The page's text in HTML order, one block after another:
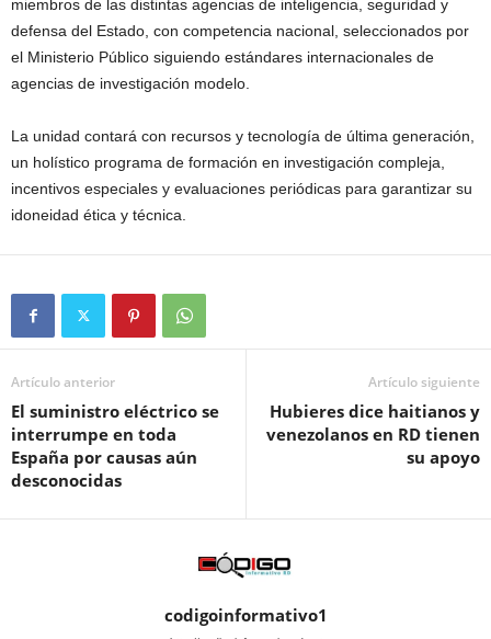
miembros de las distintas agencias de inteligencia, seguridad y
defensa del Estado, con competencia nacional, seleccionados por
el Ministerio Público siguiendo estándares internacionales de
agencias de investigación modelo.
La unidad contará con recursos y tecnología de última generación,
un holístico programa de formación en investigación compleja,
incentivos especiales y evaluaciones periódicas para garantizar su
idoneidad ética y técnica.
Artículo anterior
El suministro eléctrico se
interrumpe en toda
España por causas aún
desconocidas
Artículo siguiente
Hubieres dice haitianos y
venezolanos en RD tienen
su apoyo
codigoinformativo1